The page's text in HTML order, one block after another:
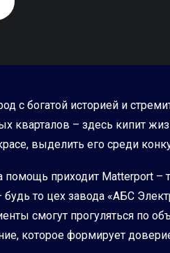
с богатой историей и
кварталов – здесь кипит
выделить его среди
помощь приходит Matterport
то цех завода «АБС
смогут прогуляться по
которое формирует